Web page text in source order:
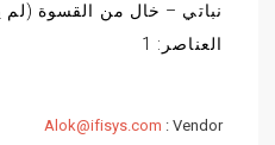
نباتي – خال من القسوة (لم
العناصر: 1
Vendor :
Alok@ifisys.com